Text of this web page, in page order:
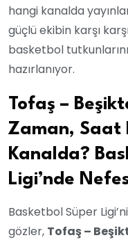
hangi kanalda
güçlü ekibin karşı
basketbol
hazırlanıyor.
Tofaş –
Zaman, Saat
Kanalda?
Ligi’nde
Basketbol Süper
gözler, Tofaş –